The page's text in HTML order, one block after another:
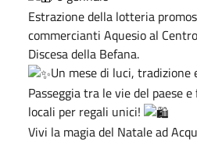
Estrazione della lotteria
commercianti Aquesio al
Discesa della Befana.
Un mese di luci, tradizione
Passeggia tra le vie del paese
locali per regali unici!
Vivi la magia del Natale ad